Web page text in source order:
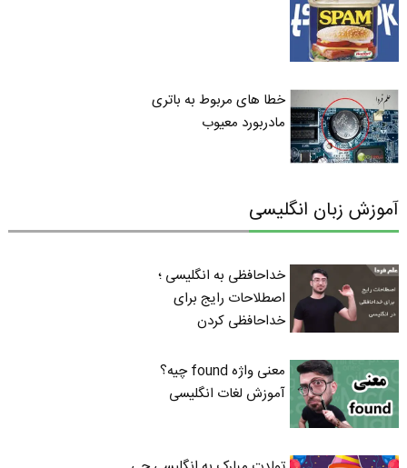
خطا های مربوط به باتری
مادربورد معیوب
آموزش زبان انگلیسی
خداحافظی به انگلیسی ؛
اصطلاحات رایج برای
خداحافظی کردن
معنی واژه found چیه؟
آموزش لغات انگلیسی